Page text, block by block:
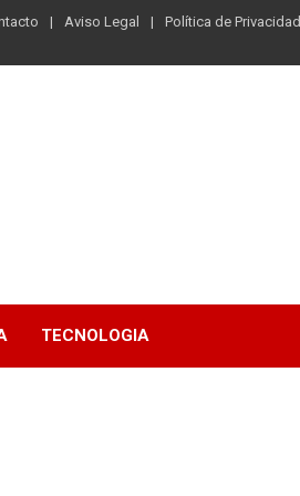
Aviso Legal Política de Privacidad
TECNOLOGIA